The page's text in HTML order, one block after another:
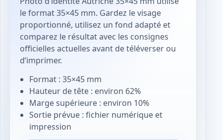
le format 35×45 mm. Gardez le visage
proportionné, utilisez un fond adapté et
comparez le résultat avec les consignes
officielles actuelles avant de téléverser ou
d’imprimer.
Format : 35×45 mm
Hauteur de tête : environ 62%
Marge supérieure : environ 10%
Sortie prévue : fichier numérique et
impression